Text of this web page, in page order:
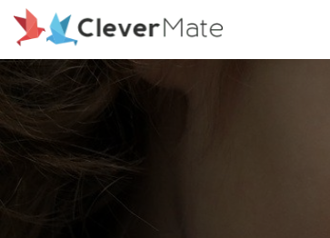
Deprecated: File registration.php is deprecated
includes/functions.php on line 6078